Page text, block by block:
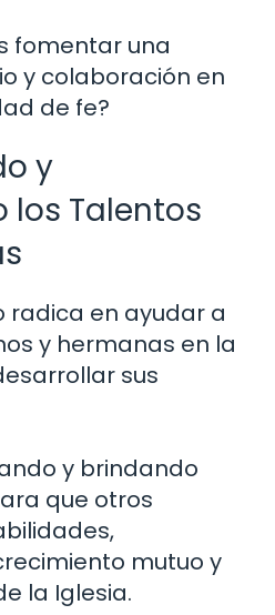
fomentar una
y colaboración en
de fe?
y
los Talentos
radica en ayudar a
y hermanas en la
sus
y brindando
que otros
mutuo y
la Iglesia.